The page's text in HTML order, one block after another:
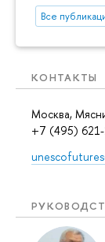
Все
КОНТАКТЫ
Москва,
+7 (495)